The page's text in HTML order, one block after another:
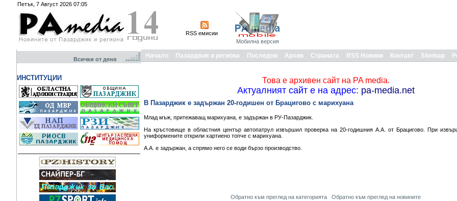
Петък, 7 Август 2026 07:05
RSS емисии
Мобилна версия
Всички от деня
ИНСТИТУЦИИ
Начало Пазарджик и региона Последни Архив Страната RSS Новини Контакт Sitemap
Това е архивен сайт на PA media.
Актуалният сайт е на адрес: pa-media.net
В Пазарджик е задържан 20-годишен от Брацигово с марихуана
Млад мъж, притежаващ марихуана, е задържан в РУ-Пазарджик.
На кръстовище в областния център автопатрул извършил проверка на 20-годишния А.А. от Брацигово. При
униформените открили хартиено топче с марихуана.
А.А. е задържан, а спрямо него се води бързо производство.
Обратно към преглед на категорията
Обратно към преглед на новините